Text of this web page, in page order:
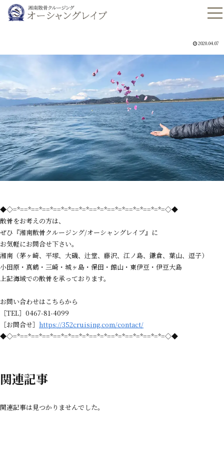
2020.04.07
◆◇=*==*==*==*==*=*==*=*==*=*==*=*==*=*==*=*=◇◆
散骨をお考えの方は、
ぜひ『湘南散骨クルージング/オーシャングレイブ』に
お気軽にお問合せ下さい。
湘南（茅ヶ崎、平塚、大磯、辻堂、藤沢、江ノ島、鎌倉、葉山、逗子）
小田原・真鶴・三崎・城ヶ島・保田・館山・東伊豆・伊豆大島
上記海域での散骨を承っております。
お問い合わせはこちらから
［TEL］0467-81-4099
［お問合せ］ https://352cruising.com/contact/
◆◇=*==*==*==*==*=*==*=*==*=*==*=*==*=*==*=*=◇◆
関連記事
関連記事は見つかりませんでした。